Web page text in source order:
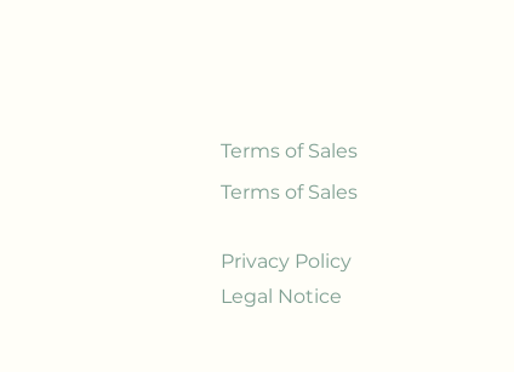
Terms of Sales
Terms of Sales
Privacy Policy
Legal Notice